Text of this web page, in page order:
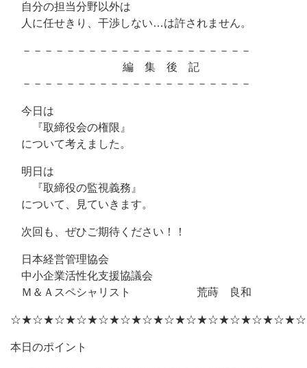
自分の担当分野以外は
人に任せきり、干渉しない…は許されません。
－－－－－－－－－－－－－－－－－－－－－
編 集 後 記
－－－－－－－－－－－－－－－－－－－－－
今日は
『取締役会の権限』
について考えました。
明日は
『取締役の監視義務』
について、見ていきます。
次回も、ぜひご期待ください！！
日本経営管理協会
中小企業活性化支援協議会
Ｍ＆Ａスペシャリスト 荒蒔 良和
本日のポイント